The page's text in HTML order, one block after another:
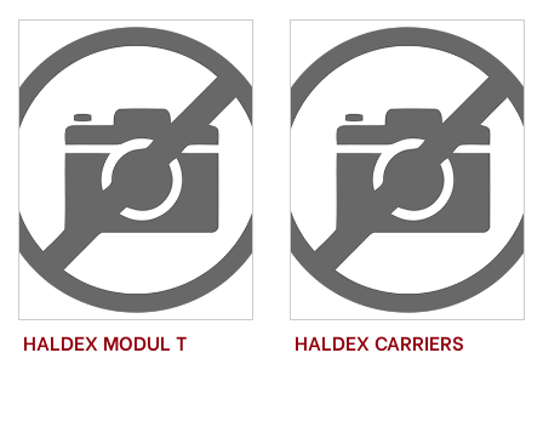
HALDEX MODUL T HALDEX CARRIERS